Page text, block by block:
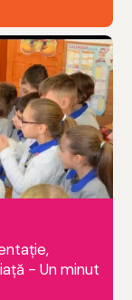
- Un minut